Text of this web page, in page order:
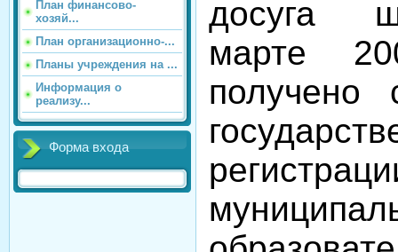
План финансово-
хозяй...
План организационно-...
Планы учреждения на ...
Информация о
реализу...
Форма входа
досуга
марте
получено